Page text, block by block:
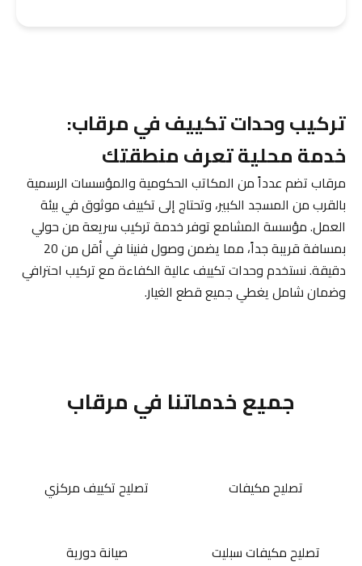
تركيب وحدات تكييف في مرقاب:
خدمة محلية تعرف منطقتك
مرقاب تضم عدداً من المكاتب الحكومية والمؤسسات الرسمية
بالقرب من المسجد الكبير، وتحتاج إلى تكييف موثوق في بيئة
العمل. مؤسسة المشامع توفر خدمة تركيب سريعة من حولي
بمسافة قريبة جداً، مما يضمن وصول فنينا في أقل من 20
دقيقة. نستخدم وحدات تكييف عالية الكفاءة مع تركيب احترافي
وضمان شامل يغطي جميع قطع الغيار.
جميع خدماتنا في مرقاب
تصليح مكيفات تصليح تكييف مركزي
تصليح مكيفات سبليت صيانة دورية